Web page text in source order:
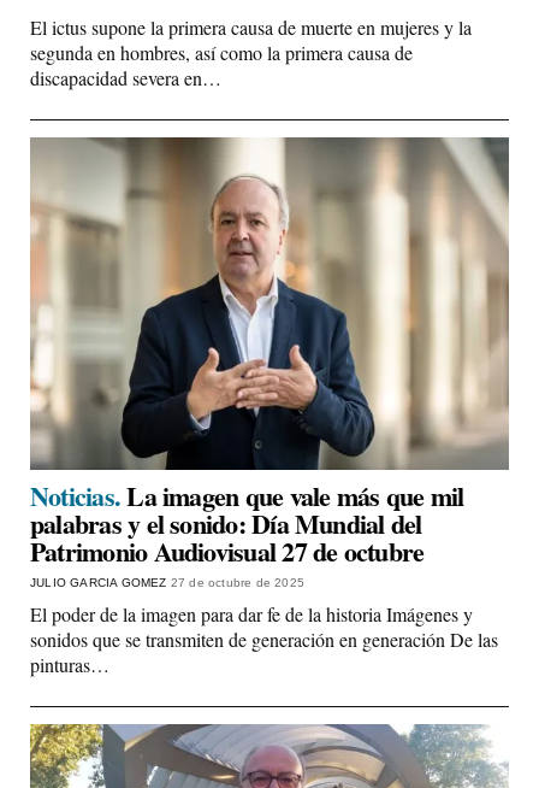
El ictus supone la primera causa de muerte en mujeres y la
segunda en hombres, así como la primera causa de
discapacidad severa en…
Noticias.La imagen que vale más que mil
palabras y el sonido: Día Mundial del
Patrimonio Audiovisual 27 de octubre
JULIO GARCIA GOMEZ 27 de octubre de 2025
El poder de la imagen para dar fe de la historia Imágenes y
sonidos que se transmiten de generación en generación De las
pinturas…